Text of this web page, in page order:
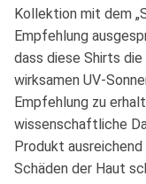
Kollektion mit dem
Empfehlung
dass diese Shirts
wirksamen UV-
Empfehlung zu
wissenschaftliche
Produkt
Schäden der Haut